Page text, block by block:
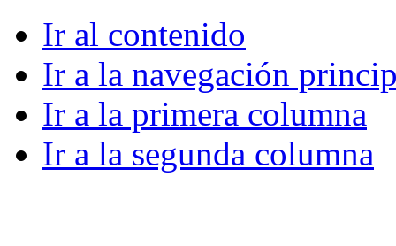
Ir al contenido
Ir a la navegación
Ir a la primera columna
Ir a la segunda columna